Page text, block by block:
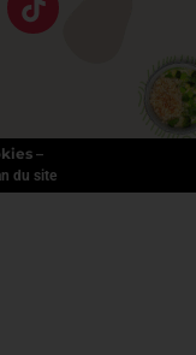
–
du site